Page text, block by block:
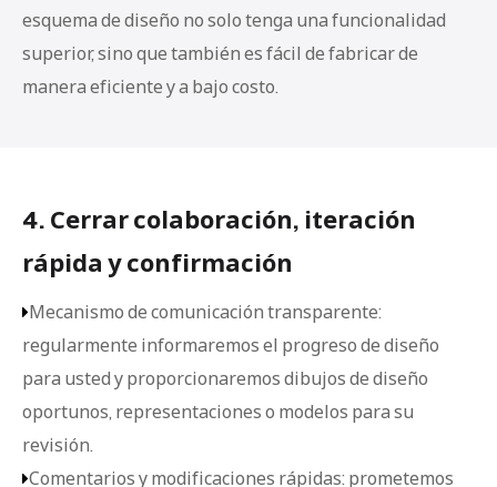
esquema de diseño no solo tenga una funcionalidad
superior, sino que también es fácil de fabricar de
manera eficiente y a bajo costo.
4. Cerrar colaboración, iteración
rápida y confirmación
Mecanismo de comunicación transparente:
regularmente informaremos el progreso de diseño
para usted y proporcionaremos dibujos de diseño
oportunos, representaciones o modelos para su
revisión.
Comentarios y modificaciones rápidas: prometemos